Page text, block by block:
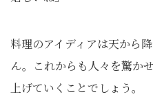
料理のアイディアは天から
ん。これからも人々を驚か
上げていくことでしょう。